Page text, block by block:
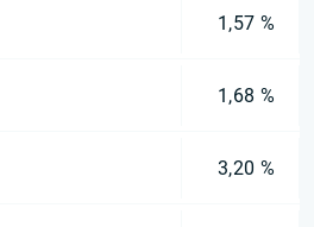
1,57 %
1,68 %
3,20 %